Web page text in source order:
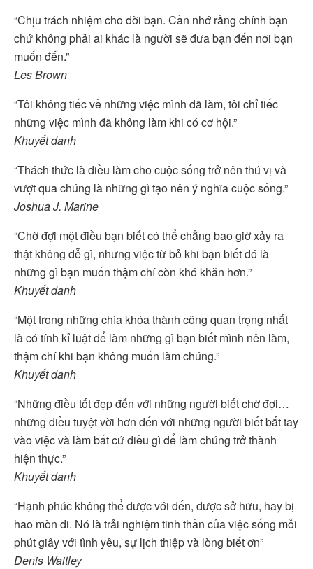
“Chịu trách nhiệm cho đời bạn. Cần nhớ rằng chính bạn
chứ không phải ai khác là người sẽ đưa bạn đến nơi bạn
muốn đến.”
Les Brown
“Tôi không tiếc về những việc mình đã làm, tôi chỉ tiếc
những việc mình đã không làm khi có cơ hội.”
Khuyết danh
“Thách thức là điều làm cho cuộc sống trở nên thú vị và
vượt qua chúng là những gì tạo nên ý nghĩa cuộc sống.”
Joshua J. Marine
“Chờ đợi một điều bạn biết có thể chẳng bao giờ xảy ra
thật không dễ gì, nhưng việc từ bỏ khi bạn biết đó là
những gì bạn muốn thậm chí còn khó khăn hơn.”
Khuyết danh
“Một trong những chìa khóa thành công quan trọng nhất
là có tính kỉ luật để làm những gì bạn biết mình nên làm,
thậm chí khi bạn không muốn làm chúng.”
Khuyết danh
“Những điều tốt đẹp đến với những người biết chờ đợi…
những điều tuyệt vời hơn đến với những người biết bắt tay
vào việc và làm bất cứ điều gì để làm chúng trở thành
hiện thực.”
Khuyết danh
“Hạnh phúc không thể được với đến, được sở hữu, hay bị
hao mòn đi. Nó là trải nghiệm tinh thần của việc sống mỗi
phút giây với tình yêu, sự lịch thiệp và lòng biết ơn”
Denis Waitley